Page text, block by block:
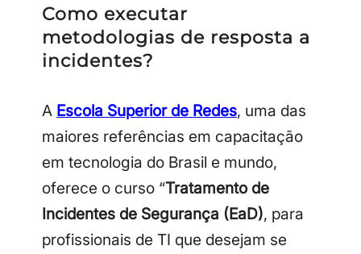
Como executar
metodologias de resposta a
incidentes?
A Escola Superior de Redes, uma das
maiores referências em capacitação
em tecnologia do Brasil e mundo,
oferece o curso “Tratamento de
Incidentes de Segurança (EaD), para
profissionais de TI que desejam se